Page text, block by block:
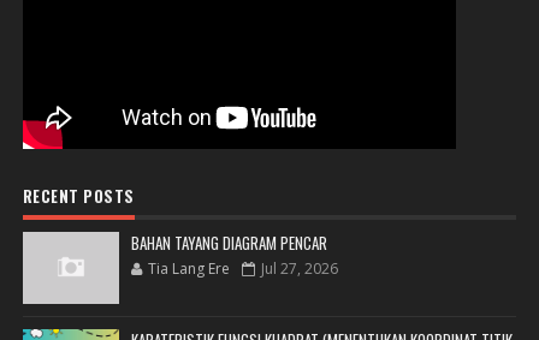
RECENT POSTS
BAHAN TAYANG DIAGRAM PENCAR
Tia Lang Ere Jul 27, 2026